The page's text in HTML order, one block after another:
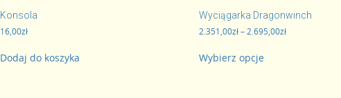
Konsola
16,00zł
Dodaj do koszyka
Wyciągarka Dragonwinch
2.351,00zł– 2.695,00złZakres
Wybierz opcjeprodukt